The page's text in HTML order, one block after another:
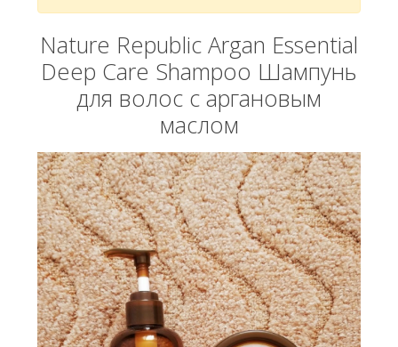
Nature Republic Argan Essential
Deep Care Shampoo Шампунь
для волос с аргановым
маслом